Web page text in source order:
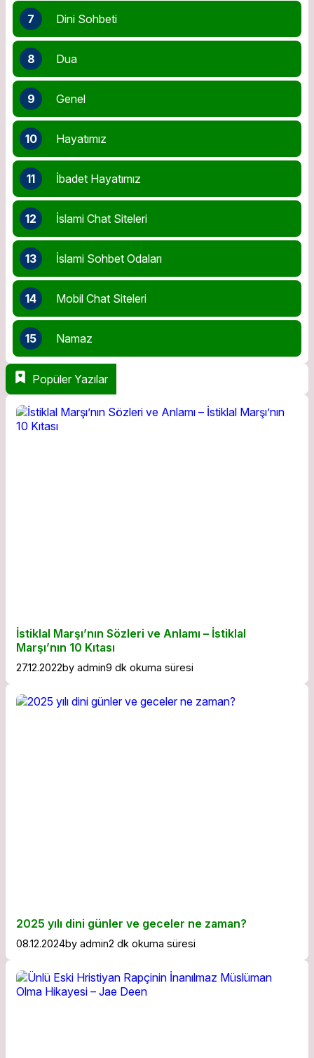
7 Dini Sohbeti
8 Dua
9 Genel
10 Hayatımız
11 İbadet Hayatımız
12 İslami Chat Siteleri
13 İslami Sohbet Odaları
14 Mobil Chat Siteleri
15 Namaz
Popüler Yazılar
İstiklal Marşı’nın Sözleri ve Anlamı – İstiklal
Marşı’nın 10 Kıtası
27.12.2022by admin9 dk okuma süresi
2025 yılı dini günler ve geceler ne zaman?
08.12.2024by admin2 dk okuma süresi